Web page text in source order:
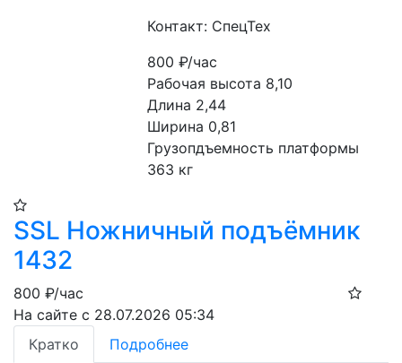
Контакт: СпецТех
800₽/час
Рабочая высота 8,10
Длина 2,44
Ширина 0,81
Грузопдъемность платформы
363 кг
SSL Ножничный подъёмник
1432
800 ₽/час
На сайте с 28.07.2026 05:34
Кратко
Подробнее